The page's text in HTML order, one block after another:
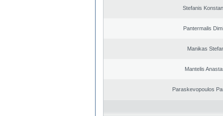
Stefanis
Pantermalis
Manikas
Mantelis
Paraskevopoulos